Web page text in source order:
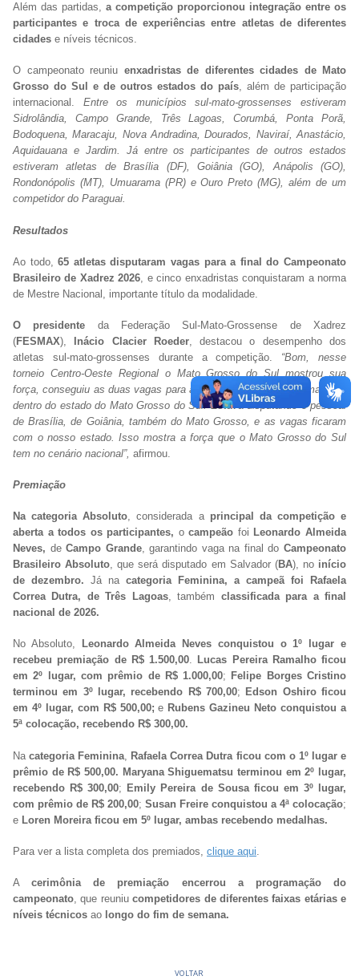
Além das partidas, a competição proporcionou integração entre os
participantes e troca de experiências entre atletas de diferentes
cidades e níveis técnicos.
O campeonato reuniu enxadristas de diferentes cidades de Mato
Grosso do Sul e de outros estados do país, além de participação
internacional. Entre os municípios sul-mato-grossenses estiveram
Sidrolândia, Campo Grande, Três Lagoas, Corumbá, Ponta Porã,
Bodoquena, Maracaju, Nova Andradina, Dourados, Naviraí, Anastácio,
Aquidauana e Jardim. Já entre os participantes de outros estados
estiveram atletas de Brasília (DF), Goiânia (GO), Anápolis (GO),
Rondonópolis (MT), Umuarama (PR) e Ouro Preto (MG), além de um
competidor do Paraguai.
Resultados
Ao todo, 65 atletas disputaram vagas para a final do Campeonato
Brasileiro de Xadrez 2026 , e cinco enxadristas conquistaram a norma
de Mestre Nacional, importante título da modalidade.
O presidente da Federação Sul-Mato-Grossense de Xadrez
(FESMAX), Inácio Clacier Roeder, destacou o desempenho dos
atletas sul-mato-grossenses durante a competição. “Bom, nesse
torneio Centro-Oeste Regional o Mato Grosso do Sul mostrou sua
força, conseguiu as duas vagas para a final do Brasileiro e se manteve
dentro do estado do Mato Grosso do Sul. Estava disputando o pessoal
de Brasília, de Goiânia, também do Mato Grosso, e as vagas ficaram
com o nosso estado. Isso mostra a força que o Mato Grosso do Sul
tem no cenário nacional”, afirmou.
Premiação
Na categoria Absoluto, considerada aprincipal da competição e
aberta a todos os participantes, ocampeão foi Leonardo Almeida
Neves, deCampo Grande, garantindo vaga na final doCampeonato
Brasileiro Absoluto, que será disputado em Salvador (BA), no início
de dezembro. Já na categoria Feminina, a campeã foi Rafaela
Correa Dutra, de Três Lagoas, também classificada para a final
nacional de 2026.
No Absoluto, Leonardo Almeida Neves conquistou o 1º lugar e
recebeu premiação de R$ 1.500,00. Lucas Pereira Ramalho ficou
em 2º lugar, com prêmio de R$ 1.000,00; Felipe Borges Cristino
terminou em 3º lugar, recebendo R$ 700,00; Edson Oshiro ficou
em 4º lugar, com R$ 500,00; e Rubens Gazineu Neto conquistou a
5ª colocação, recebendo R$ 300,00.
Nacategoria Feminina Rafaela Correa Dutra ficou com o 1º lugar e
prêmio de R$ 500,00. Maryana Shiguematsu terminou em 2º lugar,
recebendo R$ 300,00; Emily Pereira de Sousa ficou em 3º lugar,
com prêmio de R$ 200,00; Susan Freire conquistou a 4ª colocação;
e Loren Moreira ficou em 5º lugar, ambas recebendo medalhas.
Para ver a lista completa dos premiados, clique aqui
Acerimônia de premiação encerrou a programação do
campeonato, que reuniucompetidores de diferentes faixas etárias e
níveis técnicos ao longo do fim de semana.
VOLTAR